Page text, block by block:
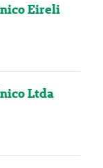
Eireli
Ltda